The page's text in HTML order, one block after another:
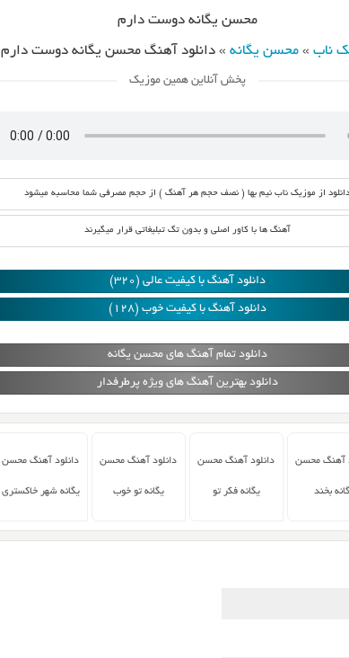
محسن یگانه دوست دارم
ناب »محسن یگانه »دانلود آهنگ محسن یگانه دوست دارم
پخش آنلاین همین موزیک
دانلود از موزیک ناب نیم بها ( نصف حجم هر آهنگ ) از حجم مصرفی شما محاسبه میشود
آهنگ ها با کاور اصلی و بدون تگ تبلیغاتی قرار میگیرند
دانلود آهنگ با کیفیت عالی (320)
دانلود آهنگ با کیفیت خوب (128)
دانلود تمام آهنگ های محسن یگانه
دانلود بهترین آهنگ های ویژه پرطرفدار
آهنگ محسن
بخند
دانلود آهنگ محسن
یگانه فکر تو
دانلود آهنگ محسن
یگانه تو خوب
دانلود آهنگ محسن
یگانه شهر خاکستری